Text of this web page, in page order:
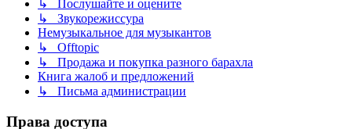
↳ Послушайте и оцените
↳ Звукорежиссура
Немузыкальное для музыкантов
↳ Offtopic
↳ Продажа и покупка разного барахла
Книга жалоб и предложений
↳ Письма администрации
Права доступа